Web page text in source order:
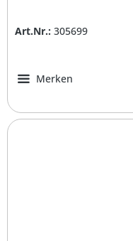
Art.Nr.: 305699
Merken